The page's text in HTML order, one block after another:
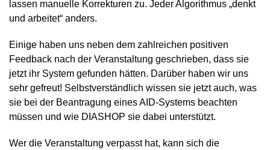
lassen manuelle Korrekturen zu. Jeder Algorithmus „denkt
und arbeitet“ anders.
Einige haben uns neben dem zahlreichen positiven
Feedback nach der Veranstaltung geschrieben, dass sie
jetzt ihr System gefunden hätten. Darüber haben wir uns
sehr gefreut! Selbstverständlich wissen sie jetzt auch, was
sie bei der Beantragung eines AID-Systems beachten
müssen und wie DIASHOP sie dabei unterstützt.
Wer die Veranstaltung verpasst hat, kann sich die